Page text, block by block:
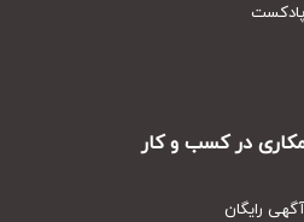
در کسب و کار
رایگان